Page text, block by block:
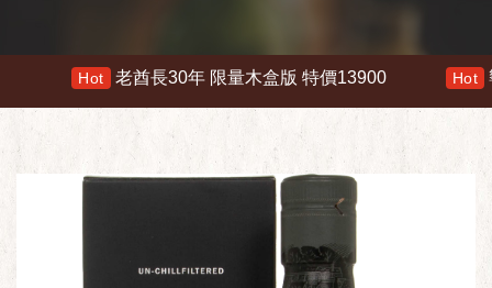
老酋長30年 限量木盒版 特價13900 響